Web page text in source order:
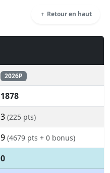
Retour en haut
2026P
1878
3 (225 pts)
9 (4679 pts + 0 bonus)
0